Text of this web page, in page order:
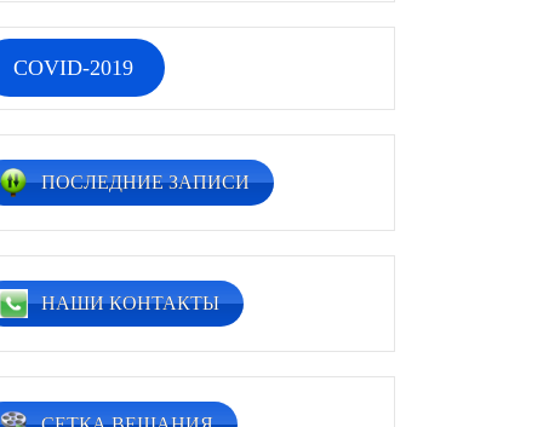
COVID-2019
ПОСЛЕДНИЕ ЗАПИСИ
НАШИ КОНТАКТЫ